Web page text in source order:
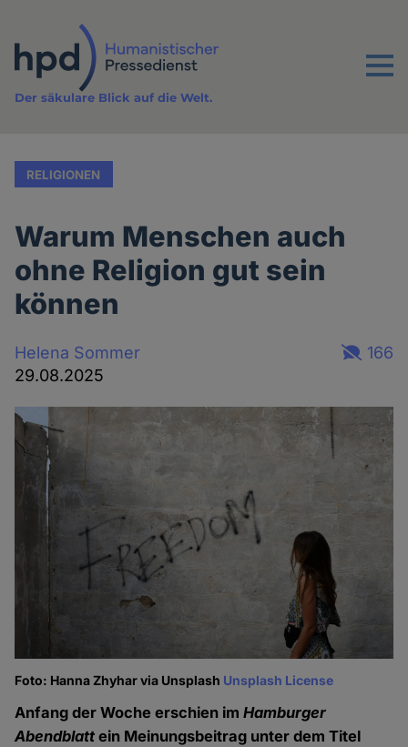
Inhalt
Menu
Der säkulare Blick auf die Welt.
RELIGIONEN
Warum Menschen auch
ohne Religion gut sein
können
Helena Sommer
29.08.2025
166
Foto: Hanna Zhyhar via Unsplash Unsplash License
Anfang der Woche erschien imHamburger
Abendblatt ein Meinungsbeitrag unter dem Titel